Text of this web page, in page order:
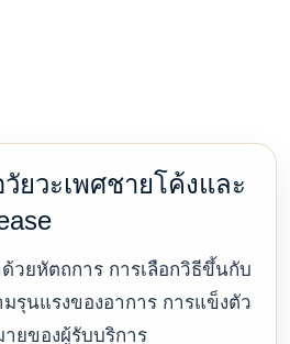
ยวะเพศชายโค้งและ
วยหัตถการ การเลือกวิธีขึ้นกับ
มรุนแรงของอาการ การแข็งตัว
ยของผู้รับบริการ